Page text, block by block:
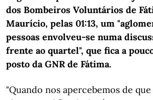
dos Bombeiros Voluntários de
Maurício, pelas 01:13, um
pessoas envolveu-se numa
frente ao quartel", que fica a
posto da GNR de Fátima.
"Quando nos apercebemos de que